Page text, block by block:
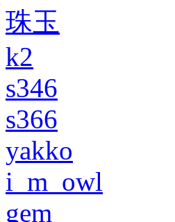
珠玉
k2
s346
s366
yakko
i_m_owl
gem